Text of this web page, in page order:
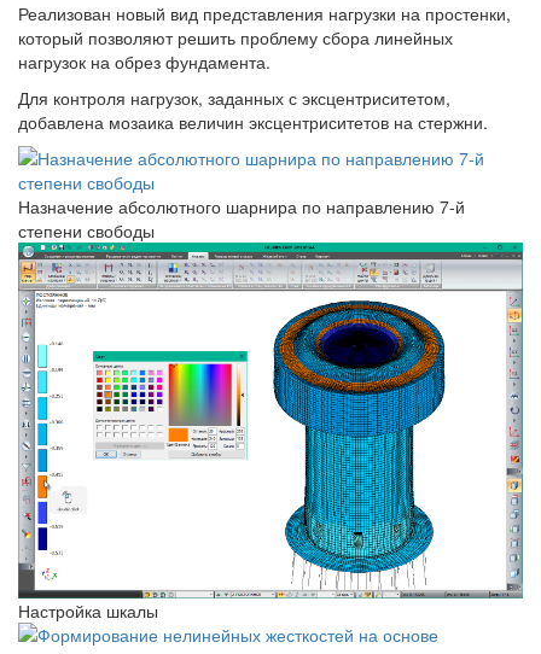
Реализован новый вид представления нагрузки на простенки,
который позволяют решить проблему сбора линейных
нагрузок на обрез фундамента.
Для контроля нагрузок, заданных с эксцентриситетом,
добавлена мозаика величин эксцентриситетов на стержни.
Назначение абсолютного шарнира по направлению 7-й
степени свободы
Настройка шкалы